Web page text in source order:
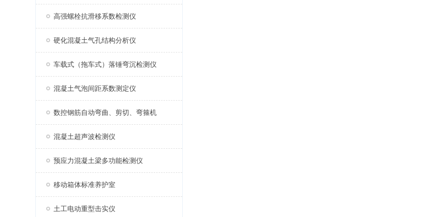
高强螺栓抗滑移系数检测仪
硬化混凝土气孔结构分析仪
车载式（拖车式）落锤弯沉检测仪
混凝土气泡间距系数测定仪
数控钢筋自动弯曲、剪切、弯箍机
混凝土超声波检测仪
预应力混凝土梁多功能检测仪
移动箱体标准养护室
土工电动重型击实仪